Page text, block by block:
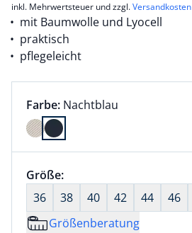
inkl. Mehrwertsteuer und zzgl.Versandkosten
mit Baumwolle und Lyocell
praktisch
pflegeleicht
Farbauswahl:
Farbe: aktuell ausgewählt:
Nachtblau
Farbe Nachtblau ausgewählt
Größenauswahl:
Größe:nichts ausgewählt
36
38 40 42 44 46
Größenberatung